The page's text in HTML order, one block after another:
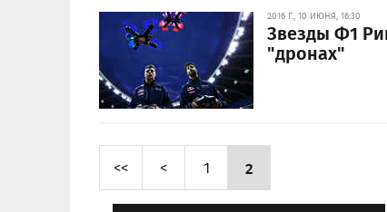
2016 Г., 10 ИЮНЯ, 16:30
Звезды Ф1
"дронах"
<< < 1 2